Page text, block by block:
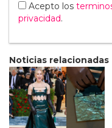
Acepto los
privacidad.
Noticias relacionadas